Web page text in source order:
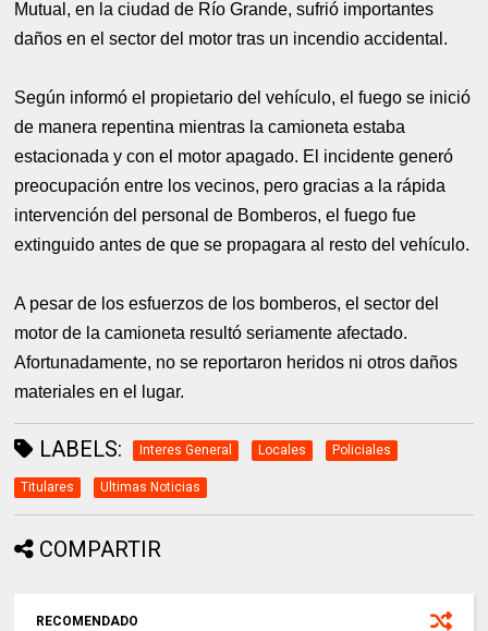
Mutual, en la ciudad de Río Grande, sufrió importantes
daños en el sector del motor tras un incendio accidental.
Según informó el propietario del vehículo, el fuego se inició
de manera repentina mientras la camioneta estaba
estacionada y con el motor apagado. El incidente generó
preocupación entre los vecinos, pero gracias a la rápida
intervención del personal de Bomberos, el fuego fue
extinguido antes de que se propagara al resto del vehículo.
A pesar de los esfuerzos de los bomberos, el sector del
motor de la camioneta resultó seriamente afectado.
Afortunadamente, no se reportaron heridos ni otros daños
materiales en el lugar.
LABELS: Interes General Locales Policiales
Titulares Ultimas Noticias
COMPARTIR
RECOMENDADO